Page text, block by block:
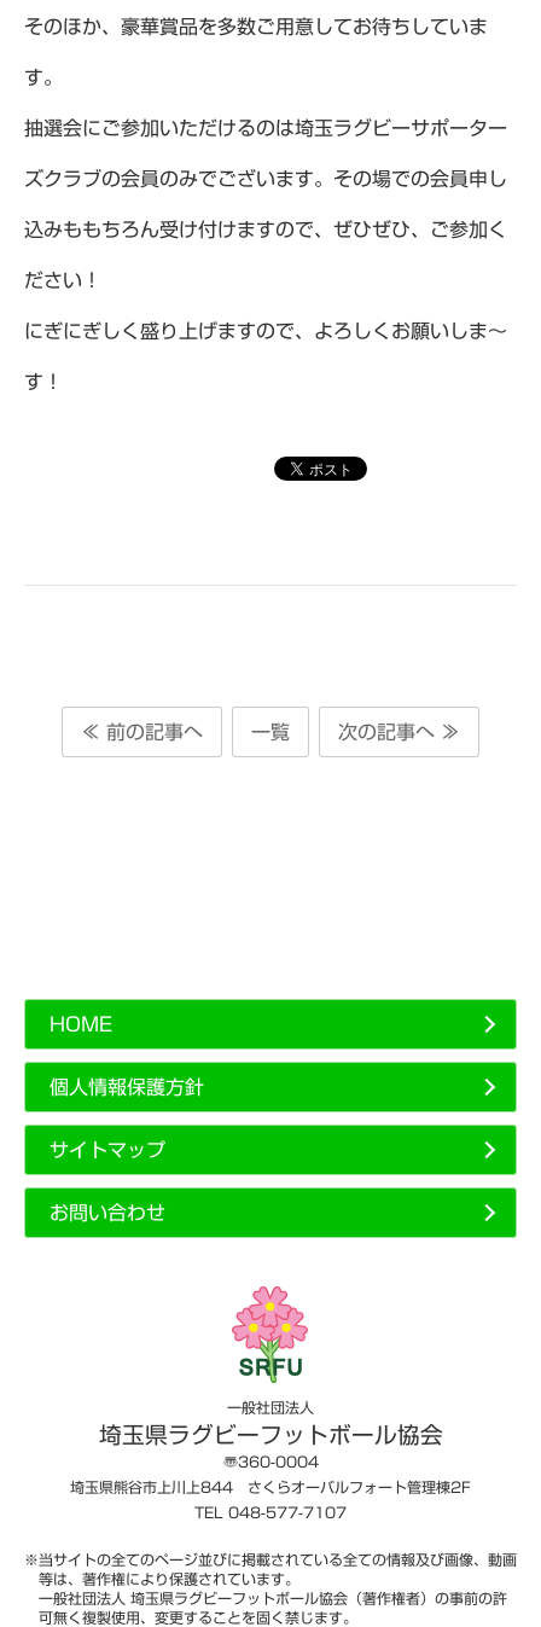
そのほか、豪華賞品を多数ご用意してお待ちしていま
す。
抽選会にご参加いただけるのは埼玉ラグビーサポーター
ズクラブの会員のみでございます。その場での会員申し
込みももちろん受け付けますので、ぜひぜひ、ご参加く
ださい！
にぎにぎしく盛り上げますので、よろしくお願いしま～
す！
≪ 前の記事へ 一覧 次の記事へ ≫
HOME
個人情報保護方針
サイトマップ
お問い合わせ
一般社団法人
埼玉県ラグビーフットボール協会
〠360-0004
埼玉県熊谷市上川上844 さくらオーバルフォート管理棟2F
TEL 048-577-7107
※当サイトの全てのページ並びに掲載されている全ての情報及び画像、動画
等は、著作権により保護されています。
一般社団法人 埼玉県ラグビーフットボール協会（著作権者）の事前の許
可無く複製使用、変更することを固く禁じます。